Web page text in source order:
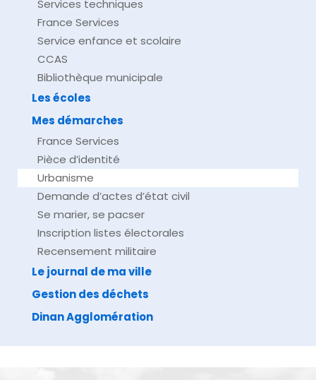
Services techniques
France Services
Service enfance et scolaire
CCAS
Bibliothèque municipale
Les écoles
Mes démarches
France Services
Pièce d’identité
Urbanisme
Demande d’actes d’état civil
Se marier, se pacser
Inscription listes électorales
Recensement militaire
Le journal de ma ville
Gestion des déchets
Dinan Agglomération